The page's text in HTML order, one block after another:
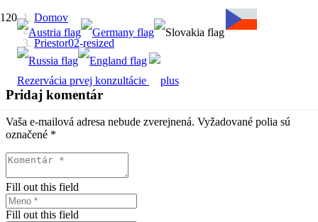
Rezervácia prvej konzultácie
Domov
Priestor02-resized
Pridaj komentár
Vaša e-mailová adresa nebude zverejnená. Vyžadované polia sú
označené *
Fill out this field
Fill out this field